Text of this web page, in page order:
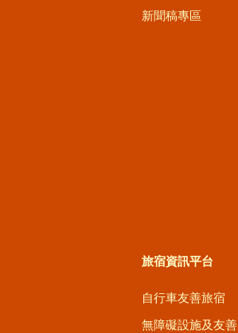
新聞稿專區
旅宿資訊平台
自行車友善旅宿
無障礙設施及友善